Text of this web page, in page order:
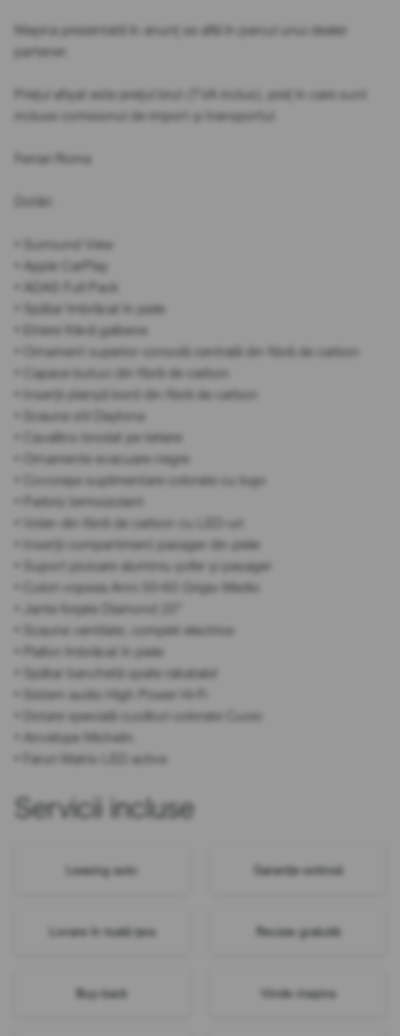
Mașina prezentată în anunț se află în parcul unui dealer
partener.
Prețul afișat este prețul brut (TVA inclus), preț în care sunt
incluse comisionul de import și transportul.
Ferrari Roma
Dotări:
• Surround View
• Apple CarPlay
• ADAS Full Pack
• Spătar îmbrăcat în piele
• Etriere frână galbene
• Ornament superior consolă centrală din fibră de carbon
• Capace butuci din fibră de carbon
• Inserții planșă bord din fibră de carbon
• Scaune stil Daytona
• Cavallino brodat pe tetiere
• Ornamente evacuare negre
• Covorașe suplimentare colorate cu logo
• Parbriz termoizolant
• Volan din fibră de carbon cu LED-uri
• Inserții compartiment pasager din piele
• Suport picioare aluminiu șofer și pasager
• Culori vopsea Anni 50-60 Grigio Medio
• Jante forjate Diamond 20''
• Scaune ventilate, complet electrice
• Plafon îmbrăcat în piele
• Spătar banchetă spate rabatabil
• Sistem audio High Power Hi-Fi
• Dotare specială cusături colorate Cuoio
• Anvelope Michelin
• Faruri Matrix LED active
Servicii incluse
Leasing auto Garanție extinsă
Livrare în toată țara Revizie gratuită
Buy-back Vinde mașina